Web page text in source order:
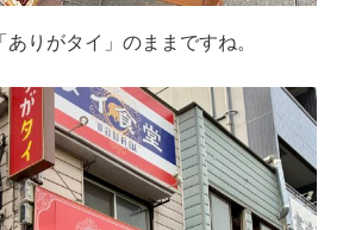
りがタイ」のままですね。